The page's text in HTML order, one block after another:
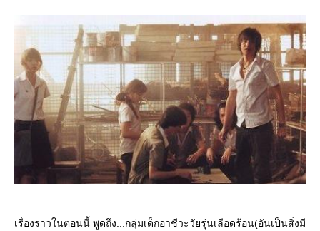
เรื่องราวในตอนนี้ พูดถึง...กลุ่มเด็กอาชีวะวัยรุ่นเลือดร้อน(อันเป็นสิ่งมี